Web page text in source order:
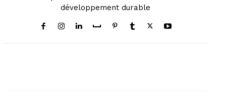
développement durable